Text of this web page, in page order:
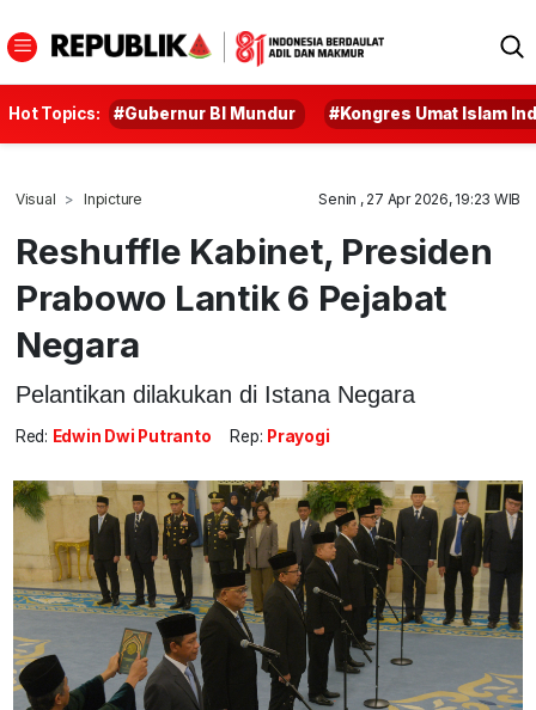
Hot Topics: #Gubernur BI Mundur #Kongres Umat Islam
Visual Inpicture Senin , 27 Apr 2026, 19:23 WIB
Reshuffle Kabinet, Presiden
Prabowo Lantik 6 Pejabat
Negara
Pelantikan dilakukan di Istana Negara
Red: Edwin Dwi Putranto Rep: Prayogi